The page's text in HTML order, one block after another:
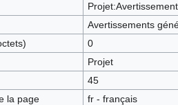
Avertissements
0
Projet
45
la page
fr - français